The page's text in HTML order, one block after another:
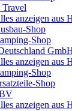
anzeigen aus
Shop
Shop
anzeigen aus
Shop
Shop
anzeigen aus